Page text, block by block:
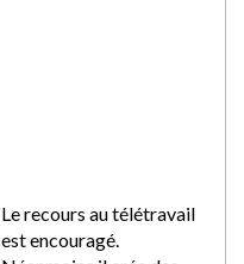
Le recours au télétravail
est encouragé.